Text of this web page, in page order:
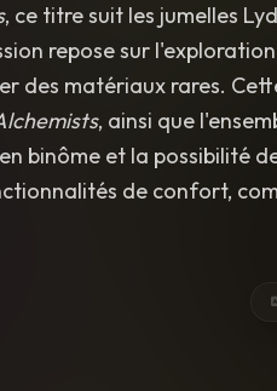
, ce titre suit les jumelles
repose sur
des matériaux rares.
, ainsi que
binôme et la possibilité
de confort,